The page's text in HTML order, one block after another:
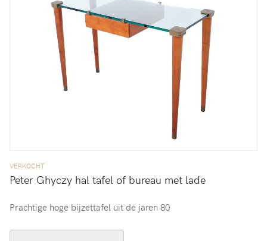
VERKOCHT
Peter Ghyczy hal tafel of bureau met lade
Prachtige hoge bijzettafel uit de jaren 80